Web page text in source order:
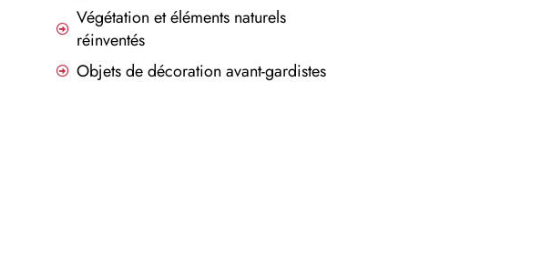
Végétation et éléments naturels
réinventés
Objets de décoration avant-gardistes